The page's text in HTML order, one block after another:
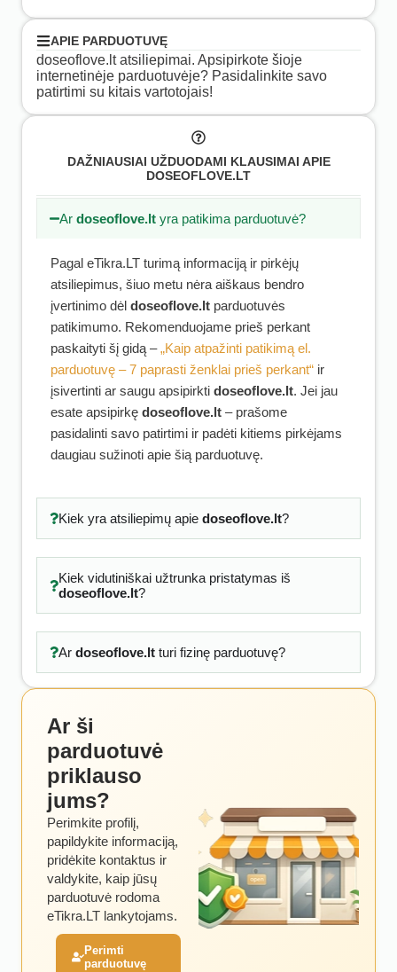
APIE PARDUOTUVĘ
doseoflove.lt atsiliepimai. Apsipirkote šioje
internetinėje parduotuvėje? Pasidalinkite savo
patirtimi su kitais vartotojais!
DAŽNIAUSIAI UŽDUODAMI KLAUSIMAI APIE
DOSEOFLOVE.LT
Ardoseoflove.lt yra patikima parduotuvė?
Pagal eTikra.LT turimą informaciją ir pirkėjų
atsiliepimus, šiuo metu nėra aiškaus bendro
įvertinimo dėl doseoflove.lt parduotuvės
patikimumo. Rekomenduojame prieš perkant
paskaityti šį gidą –„Kaip atpažinti patikimą el.
parduotuvę – 7 paprasti ženklai prieš perkant“ ir
įsivertinti ar saugu apsipirkti doseoflove.lt. Jei jau
esate apsipirkę doseoflove.lt – prašome
pasidalinti savo patirtimi ir padėti kitiems pirkėjams
daugiau sužinoti apie šią parduotuvę.
Kiek yra atsiliepimų apie doseoflove.lt?
Kiek vidutiniškai užtrunka pristatymas iš
doseoflove.lt?
Ar doseoflove.ltturi fizinę parduotuvę?
Ar ši
parduotuvė
priklauso
jums?
Perimkite profilį,
papildykite informaciją,
pridėkite kontaktus ir
valdykite, kaip jūsų
parduotuvė rodoma
eTikra.LT lankytojams.
Perimti
parduotuvę